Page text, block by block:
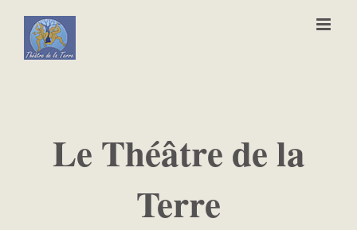
contenu
Le Théâtre de la
Terre